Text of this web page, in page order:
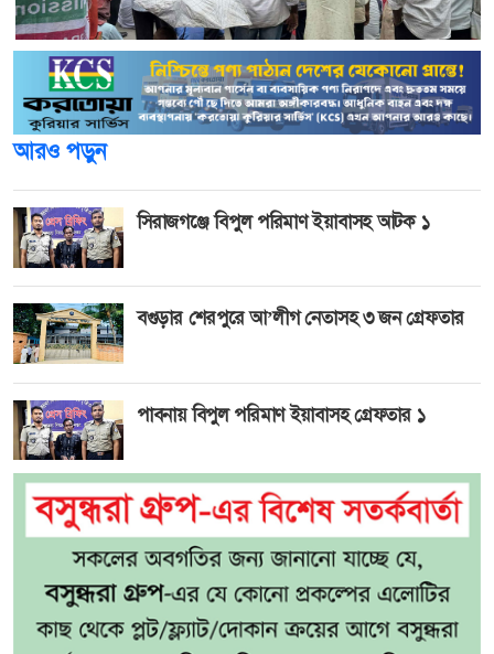
আরও পড়ুন
সিরাজগঞ্জে বিপুল পরিমাণ ইয়াবাসহ আটক ১
বগুড়ার শেরপুরে আ’লীগ নেতাসহ ৩ জন গ্রেফতার
পাবনায় বিপুল পরিমাণ ইয়াবাসহ গ্রেফতার ১